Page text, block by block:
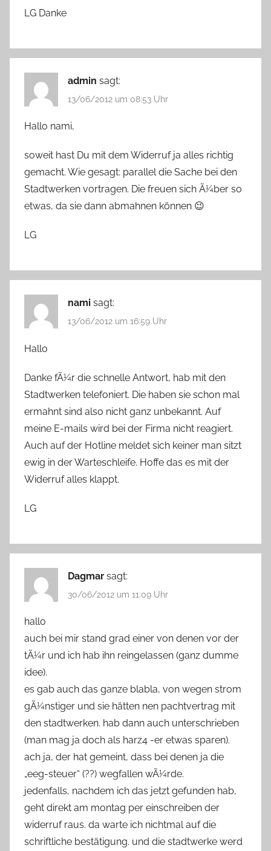
LG Danke
admin sagt:
13/06/2012 um 08:53 Uhr
Hallo nami,
soweit hast Du mit dem Widerruf ja alles richtig
gemacht. Wie gesagt: parallel die Sache bei den
Stadtwerken vortragen. Die freuen sich Ã¼ber so
etwas, da sie dann abmahnen können 😉
LG
nami sagt:
13/06/2012 um 16:59 Uhr
Hallo
Danke fÃ¼r die schnelle Antwort, hab mit den
Stadtwerken telefoniert. Die haben sie schon mal
ermahnt sind also nicht ganz unbekannt. Auf
meine E-mails wird bei der Firma nicht reagiert.
Auch auf der Hotline meldet sich keiner man sitzt
ewig in der Warteschleife. Hoffe das es mit der
Widerruf alles klappt.
LG
Dagmar sagt:
30/06/2012 um 11:09 Uhr
hallo
auch bei mir stand grad einer von denen vor der
tÃ¼r und ich hab ihn reingelassen (ganz dumme
idee).
es gab auch das ganze blabla, von wegen strom
gÃ¼nstiger und sie hätten nen pachtvertrag mit
den stadtwerken. hab dann auch unterschrieben
(man mag ja doch als harz4 -er etwas sparen).
ach ja, der hat gemeint, dass bei denen ja die
„eeg-steuer“ (??) wegfallen wÃ¼rde.
jedenfalls, nachdem ich das jetzt gefunden hab,
geht direkt am montag per einschreiben der
widerruf raus. da warte ich nichtmal auf die
schriftliche bestätigung. und die stadtwerke werd